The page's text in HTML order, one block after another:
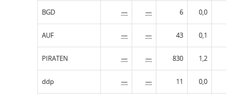
BGD — — 6 0,0
AUF — — 43 0,1
PIRATEN — — 830 1,2
ddp — — 11 0,0